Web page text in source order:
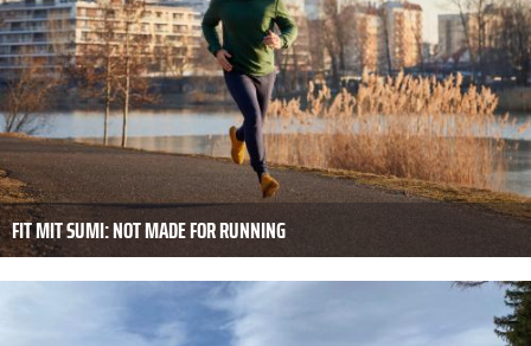
FIT MIT SUMI: NOT MADE FOR RUNNING